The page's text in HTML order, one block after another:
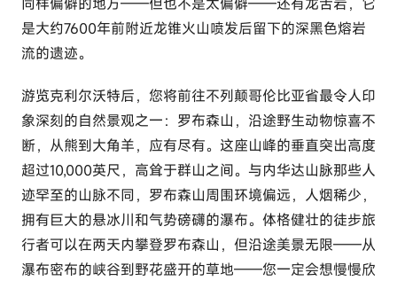
是大约7600年前附近龙锥火山喷发后留下的深黑色熔岩
流的遗迹。
游览克利尔沃特后，您将前往不列颠哥伦比亚省最令人印
象深刻的自然景观之一： 罗布森山 ，沿途野生动物惊喜不
断，从熊到大角羊，应有尽有。这座山峰的垂直突出高度
超过10,000英尺，高耸于群山之间。与内华达山脉那些人
迹罕至的山脉不同，罗布森山周围环境偏远，人烟稀少，
拥有巨大的悬冰川和气势磅礴的瀑布。体格健壮的徒步旅
行者可以在两天内攀登罗布森山，但沿途美景无限——从
瀑布密布的峡谷到野花盛开的草地——您一定会想慢慢欣